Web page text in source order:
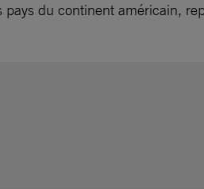
du continent américain,